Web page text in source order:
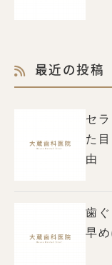
最近の投稿
セ
た
由
歯
早